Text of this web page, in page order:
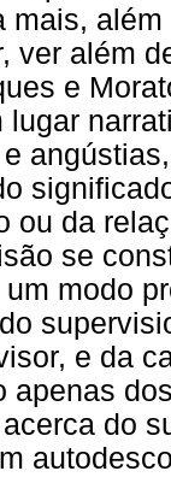
mais,
ver além
e
lugar
ou da
se
modo
e da
apenas
do